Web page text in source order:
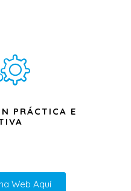
PRÁCTICA E
Web Aquí